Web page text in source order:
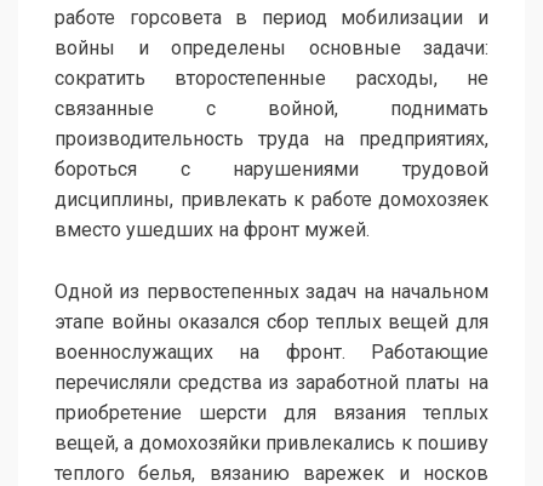
работе горсовета в период мобилизации и
войны и определены основные задачи:
сократить второстепенные расходы, не
связанные с войной, поднимать
производительность труда на предприятиях,
бороться с нарушениями трудовой
дисциплины, привлекать к работе домохозяек
вместо ушедших на фронт мужей.
Одной из первостепенных задач на начальном
этапе войны оказался сбор теплых вещей для
военнослужащих на фронт. Работающие
перечисляли средства из заработной платы на
приобретение шерсти для вязания теплых
вещей, а домохозяйки привлекались к пошиву
теплого белья, вязанию варежек и носков